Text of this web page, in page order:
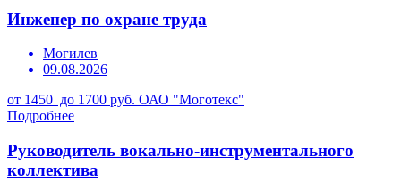
Инженер по охране труда
Могилев
09.08.2026
от 1450 до 1700 руб. ОАО "Моготекс"
Подробнее
Руководитель вокально-инструментального
коллектива